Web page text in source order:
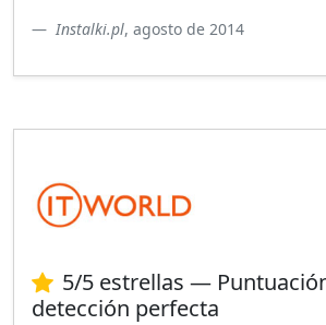
Instalki.pl, agosto de 2014
5/5 estrellas —
detección perfecta